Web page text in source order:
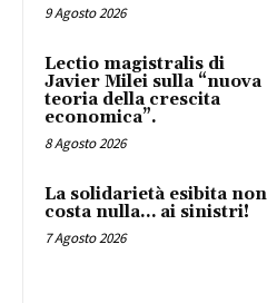
9 Agosto 2026
Lectio magistralis di
Javier Milei sulla “nuova
teoria della crescita
economica”.
8 Agosto 2026
La solidarietà esibita non
costa nulla… ai sinistri!
7 Agosto 2026